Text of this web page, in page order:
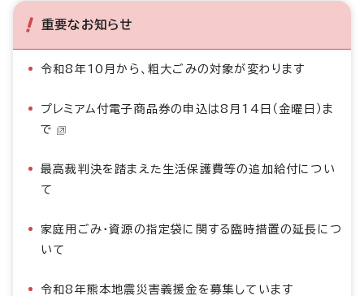
重要なお知らせ
令和8年10月から、粗大ごみの対象が変わります
プレミアム付電子商品券の申込は8月14日（金曜日）ま
で
最高裁判決を踏まえた生活保護費等の追加給付につい
て
家庭用ごみ・資源の指定袋に関する臨時措置の延長につ
いて
令和8年熊本地震災害義援金を募集しています